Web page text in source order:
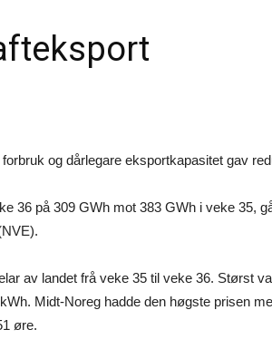
og dårlegare eksportkapasitet gav
36 på 309 GWh mot 383 GWh i veke 35,
av landet frå veke 35 til veke 36. Størst
Midt-Noreg hadde den høgste prisen
øre.